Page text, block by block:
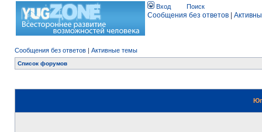
Вход Поиск
Сообщения без ответов
Сообщения без ответов | Активные темы
Список форумов